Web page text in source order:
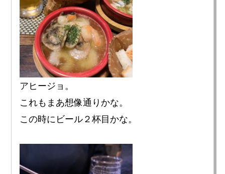
アヒージョ。
これもまあ想像通りかな。
この時にビール２杯目かな。